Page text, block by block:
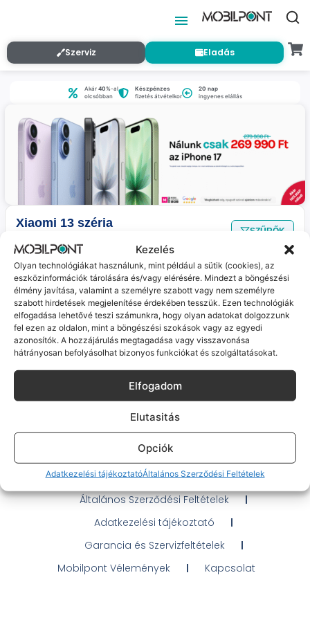
Kezelés
Olyan technológiákat használunk, mint például a sütik (cookies), az
eszközinformációk tárolására és/vagy elérésére. Mindezt a böngészési
élmény javítása, valamint a személyre szabott vagy nem személyre
szabott hirdetések megjelenítése érdekében tesszük. Ezen technológiák
elfogadása lehetővé teszi számunkra, hogy olyan adatokat dolgozzunk
fel ezen az oldalon, mint a böngészési szokások vagy az egyedi
azonosítók. A hozzájárulás megtagadása vagy visszavonása
hátrányosan befolyásolhat bizonyos funkciókat és szolgáltatásokat.
Elfogadom
Elutasitás
Opciók
Adatkezelési tájékoztatóÁltalános Szerződési Feltételek
Szerviz Eladás
Akár40%-al
olcsóbban
Készpénzes
fizetés átvételkor
20 nap
ingyenes elállás
Xiaomi 13 széria
SZŰRŐK
Jelenleg nincs ilyen termékünk :(
Gyakran Ismételt Kérdések
Probléma jelentés / Elállás
OTP Áruhitel Tájékoztató
Klarna fizetési tájékoztató
Általános Szerződési Feltételek
Adatkezelési tájékoztató
Garancia és Szervizfeltételek
Mobilpont Vélemények
Kapcsolat